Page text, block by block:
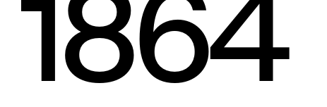
1864